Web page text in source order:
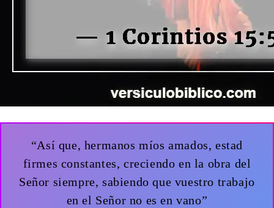
“Así que, hermanos míos amados, estad
firmes constantes, creciendo en la obra del
Señor siempre, sabiendo que vuestro trabajo
en el Señor no es en vano”